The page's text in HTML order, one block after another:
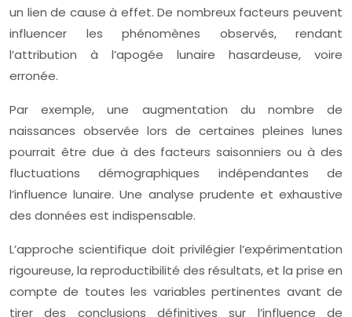
un lien de cause à effet. De nombreux facteurs peuvent
influencer les phénomènes observés, rendant
l’attribution à l’apogée lunaire hasardeuse, voire
erronée.
Par exemple, une augmentation du nombre de
naissances observée lors de certaines pleines lunes
pourrait être due à des facteurs saisonniers ou à des
fluctuations démographiques indépendantes de
l’influence lunaire. Une analyse prudente et exhaustive
des données est indispensable.
L’approche scientifique doit privilégier l’expérimentation
rigoureuse, la reproductibilité des résultats, et la prise en
compte de toutes les variables pertinentes avant de
tirer des conclusions définitives sur l’influence de